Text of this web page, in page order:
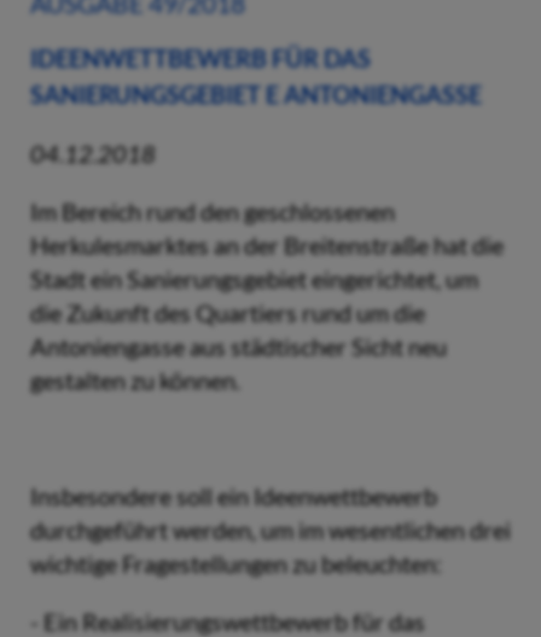
IDEENWETTBEWERB FÜR DAS
SANIERUNGSGEBIET E ANTONIENGASSE
04.12.2018
Im Bereich rund den geschlossenen
Herkulesmarktes an der Breitenstraße hat die
Stadt ein Sanierungsgebiet eingerichtet, um
die Zukunft des Quartiers rund um die
Antoniengasse aus städtischer Sicht neu
gestalten zu können.
Insbesondere soll ein Ideenwettbewerb
durchgeführt werden, um im wesentlichen drei
wichtige Fragestellungen zu beleuchten:
- Ein Realisierungswettbewerb für das